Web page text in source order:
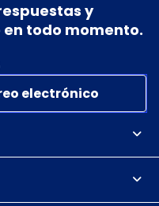
y
en todo momento.
electrónico